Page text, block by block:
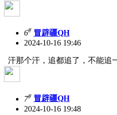
6# 冒辟疆QH
2024-10-16 19:46
汗那个汗，追都追了，不能追
7# 冒辟疆QH
2024-10-16 19:48